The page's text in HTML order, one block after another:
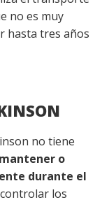
no es muy
hasta tres años
no tiene
mantener o
durante el
los